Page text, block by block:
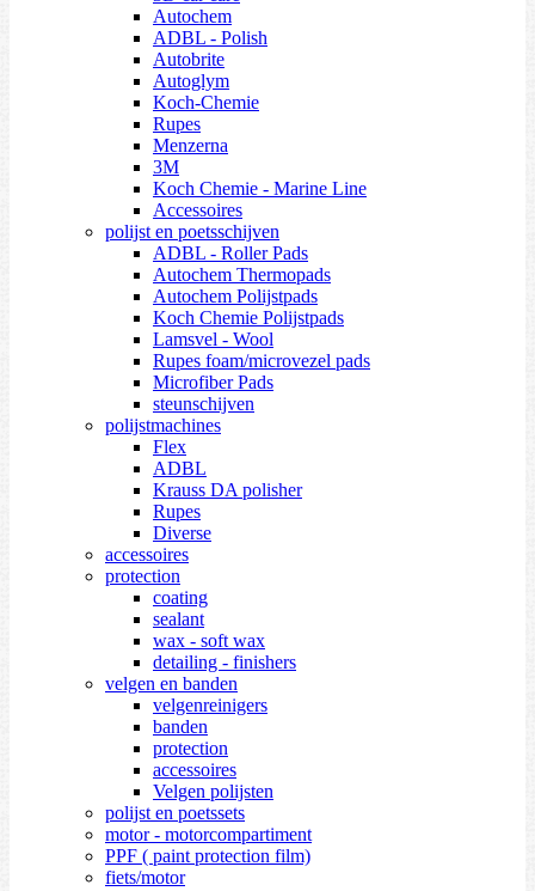
Autochem
ADBL - Polish
Autobrite
Autoglym
Koch-Chemie
Rupes
Menzerna
3M
Koch Chemie - Marine Line
Accessoires
polijst en poetsschijven
ADBL - Roller Pads
Autochem Thermopads
Autochem Polijstpads
Koch Chemie Polijstpads
Lamsvel - Wool
Rupes foam/microvezel pads
Microfiber Pads
steunschijven
polijstmachines
Flex
ADBL
Krauss DA polisher
Rupes
Diverse
accessoires
protection
coating
sealant
wax - soft wax
detailing - finishers
velgen en banden
velgenreinigers
banden
protection
accessoires
Velgen polijsten
polijst en poetssets
motor - motorcompartiment
PPF ( paint protection film)
fiets/motor